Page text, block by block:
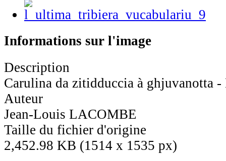
Informations sur l'image
Description
Carulina da zitidduccia à ghjuvanotta
Auteur
Jean-Louis LACOMBE
Taille du fichier d'origine
2,452.98 KB (1514 x 1535 px)